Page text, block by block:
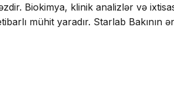
Biokimya, klinik analizlər və
mühit yaradır. Starlab Bakının